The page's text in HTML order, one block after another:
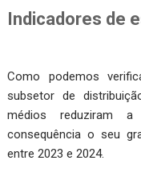
Indicadores de
Como podemos
subsetor de
médios reduziram
consequência o seu
entre 2023 e 2024.